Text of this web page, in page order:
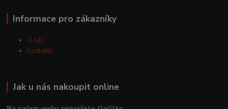
Informace pro zákazníky
O nás
Kontakty
Jak u nás nakoupit online